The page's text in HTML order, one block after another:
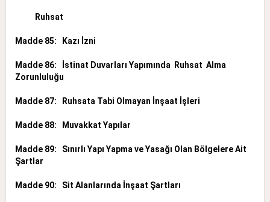
Ruhsat
Madde 85: Kazı İzni
Madde 86: İstinat Duvarları Yapımında Ruhsat Alma
Zorunluluğu
Madde 87: Ruhsata Tabi Olmayan İnşaat İşleri
Madde 88: Muvakkat Yapılar
Madde 89: Sınırlı Yapı Yapma ve Yasağı Olan Bölgelere Ait
Şartlar
Madde 90: Sit Alanlarında İnşaat Şartları